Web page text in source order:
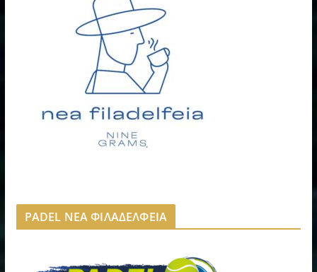
PADEL ΝΕΑ ΦΙΛΑΔΕΛΦΕΙΑ